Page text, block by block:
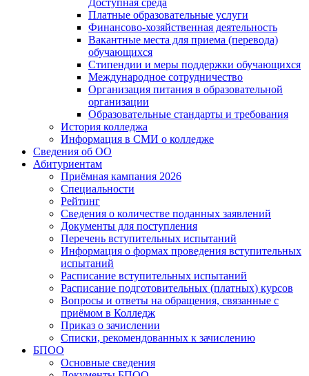
Доступная среда
Платные образовательные услуги
Финансово-хозяйственная деятельность
Вакантные места для приема (перевода)
обучающихся
Стипендии и меры поддержки обучающихся
Международное сотрудничество
Организация питания в образовательной
организации
Образовательные стандарты и требования
История колледжа
Информация в СМИ о колледже
Сведения об ОО
Абитуриентам
Приёмная кампания 2026
Специальности
Рейтинг
Сведения о количестве поданных заявлений
Документы для поступления
Перечень вступительных испытаний
Информация о формах проведения вступительных
испытаний
Расписание вступительных испытаний
Расписание подготовительных (платных) курсов
Вопросы и ответы на обращения, связанные с
приёмом в Колледж
Приказ о зачислении
Списки, рекомендованных к зачислению
БПОО
Основные сведения